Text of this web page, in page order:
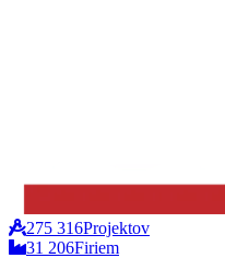
275 316Projektov
31 206Firiem